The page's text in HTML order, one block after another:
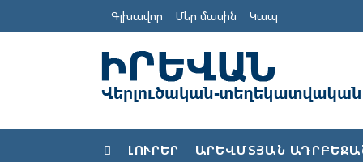
Գլխավոր Մեր մասին Կապ
ԼՈՒՐԵՐ ԱՐԵՎՄՏՅԱՆ